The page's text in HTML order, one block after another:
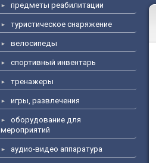
предметы реабилитации
туристическое снаряжение
велосипеды
спортивный инвентарь
тренажеры
игры, развлечения
оборудование для
мероприятий
аудио-видео аппаратура